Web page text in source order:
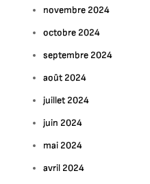
novembre 2024
octobre 2024
septembre 2024
août 2024
juillet 2024
juin 2024
mai 2024
avril 2024